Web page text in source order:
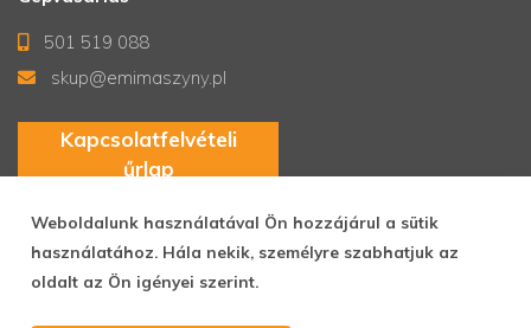
501 519 088
skup@emimaszyny.pl
Kapcsolatfelvételi
űrlap
Copyrights © EMI Maszyny Damian Gielata sp. k. 2026
Weboldalunk használatával Ön hozzájárul a sütik
használatához. Hála nekik, személyre szabhatjuk az
oldalt az Ön igényei szerint.